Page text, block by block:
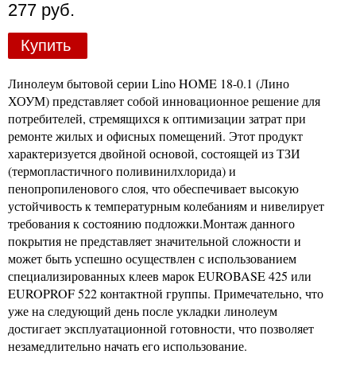
277 руб.
Купить
Линолеум бытовой серии Lino HOME 18-0.1 (Лино
ХОУМ) представляет собой инновационное решение для
потребителей, стремящихся к оптимизации затрат при
ремонте жилых и офисных помещений. Этот продукт
характеризуется двойной основой, состоящей из ТЗИ
(термопластичного поливинилхлорида) и
пенопропиленового слоя, что обеспечивает высокую
устойчивость к температурным колебаниям и нивелирует
требования к состоянию подложки.Монтаж данного
покрытия не представляет значительной сложности и
может быть успешно осуществлен с использованием
специализированных клеев марок EUROBASE 425 или
EUROPROF 522 контактной группы. Примечательно, что
уже на следующий день после укладки линолеум
достигает эксплуатационной готовности, что позволяет
незамедлительно начать его использование.